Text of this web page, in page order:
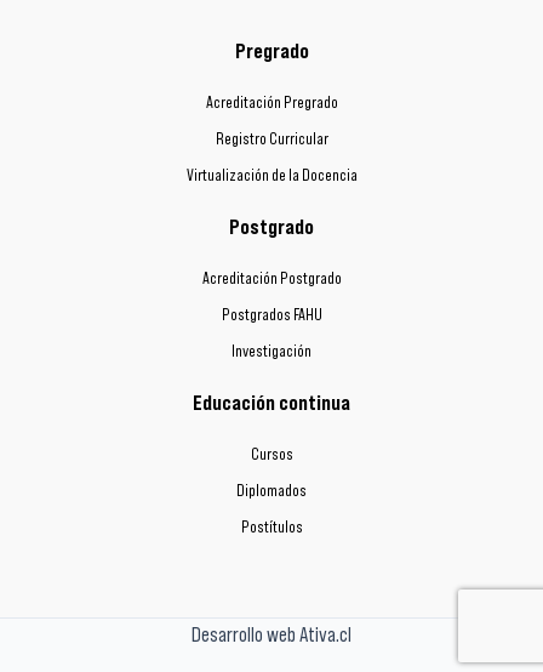
Pregrado
Acreditación Pregrado
Registro Curricular
Virtualización de la Docencia
Postgrado
Acreditación Postgrado
Postgrados FAHU
Investigación
Educación continua
Cursos
Diplomados
Postítulos
Desarrollo web Ativa.cl